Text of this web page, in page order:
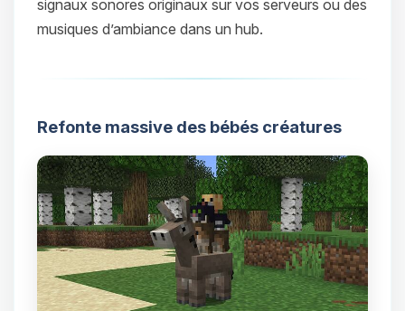
signaux sonores originaux sur vos serveurs ou des
musiques d’ambiance dans un hub.
Refonte massive des bébés créatures